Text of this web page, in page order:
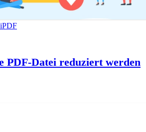
PDF-Datei reduziert werden